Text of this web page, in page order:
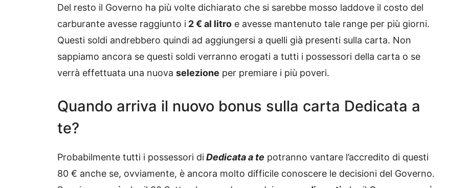
Del resto il Governo ha più volte dichiarato che si sarebbe mosso laddove il costo del
carburante avesse raggiunto i 2 € al litro e avesse mantenuto tale range per più giorni.
Questi soldi andrebbero quindi ad aggiungersi a quelli già presenti sulla carta. Non
sappiamo ancora se questi soldi verranno erogati a tutti i possessori della carta o se
verrà effettuata una nuova selezione per premiare i più poveri.
Quando arriva il nuovo bonus sulla carta Dedicata a
te?
Probabilmente tutti i possessori diDedicata a te potranno vantare l’accredito di questi
80 € anche se, ovviamente, è ancora molto difficile conoscere le decisioni del Governo.